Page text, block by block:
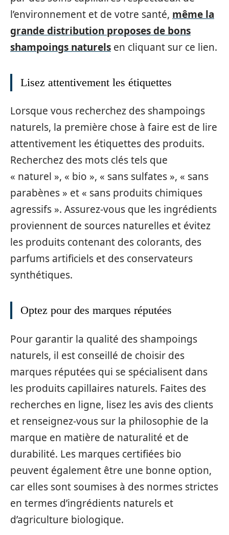
l’environnement et de votre santé, même la
grande distribution proposes de bons
shampoings naturels en cliquant sur ce lien.
Lisez attentivement les étiquettes
Lorsque vous recherchez des shampoings
naturels, la première chose à faire est de lire
attentivement les étiquettes des produits.
Recherchez des mots clés tels que
« naturel », « bio », « sans sulfates », « sans
parabènes » et « sans produits chimiques
agressifs ». Assurez-vous que les ingrédients
proviennent de sources naturelles et évitez
les produits contenant des colorants, des
parfums artificiels et des conservateurs
synthétiques.
Optez pour des marques réputées
Pour garantir la qualité des shampoings
naturels, il est conseillé de choisir des
marques réputées qui se spécialisent dans
les produits capillaires naturels. Faites des
recherches en ligne, lisez les avis des clients
et renseignez-vous sur la philosophie de la
marque en matière de naturalité et de
durabilité. Les marques certifiées bio
peuvent également être une bonne option,
car elles sont soumises à des normes strictes
en termes d’ingrédients naturels et
d’agriculture biologique.